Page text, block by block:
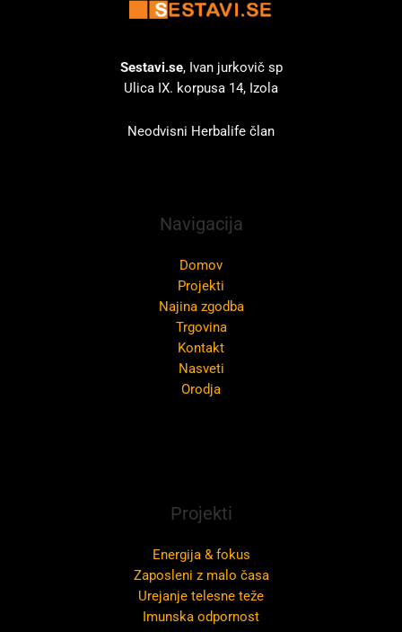
Sestavi.se, Ivan jurkovič sp
Ulica IX. korpusa 14, Izola
Neodvisni Herbalife član
Navigacija
Domov
Projekti
Najina zgodba
Trgovina
Kontakt
Nasveti
Orodja
Projekti
Energija & fokus
Zaposleni z malo časa
Urejanje telesne teže
Imunska odpornost